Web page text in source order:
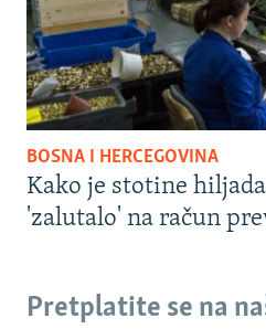
BOSNA I HERCEGOVINA
Kako je stotine
'zalutalo' na račun
Pretplatite se na